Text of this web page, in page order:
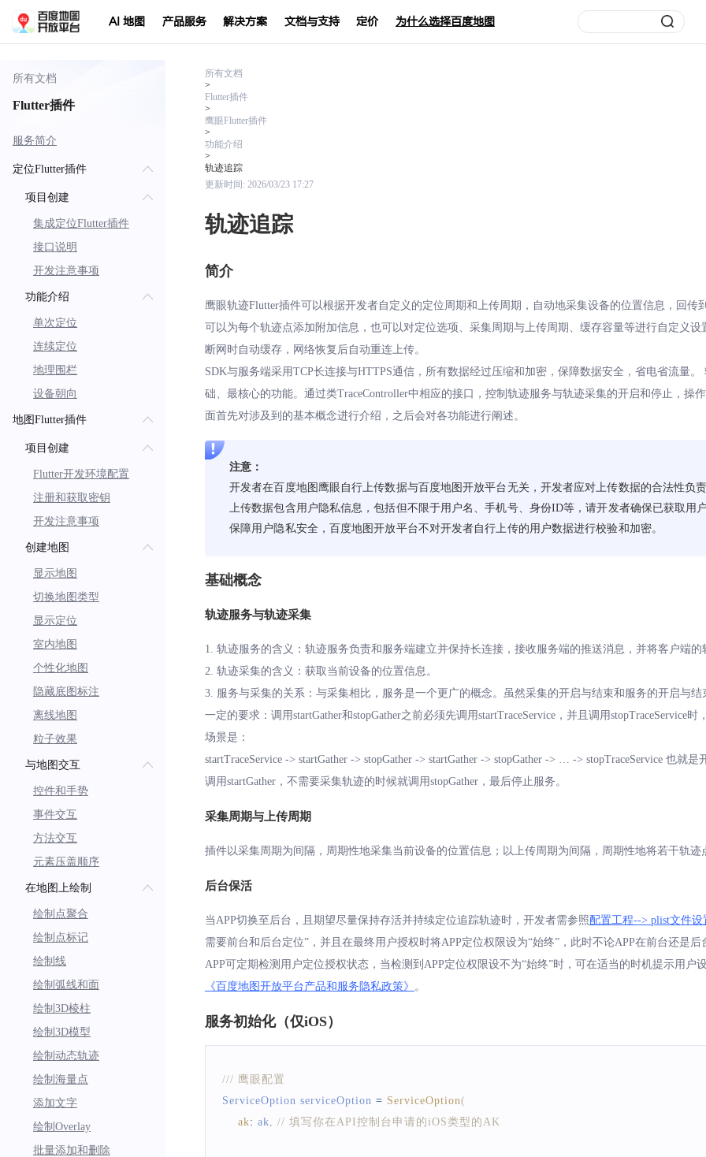
AI 地图 产品服务 解决方案 文档与支持 定价 为什么选择百度地图
所有文档
Flutter插件
服务简介
定位Flutter插件
项目创建
集成定位Flutter插件
接口说明
开发注意事项
功能介绍
单次定位
连续定位
地理围栏
设备朝向
地图Flutter插件
项目创建
Flutter开发环境配置
注册和获取密钥
开发注意事项
创建地图
显示地图
切换地图类型
显示定位
室内地图
个性化地图
隐藏底图标注
离线地图
粒子效果
与地图交互
控件和手势
事件交互
方法交互
元素压盖顺序
在地图上绘制
绘制点聚合
绘制点标记
绘制线
绘制弧线和面
绘制3D棱柱
绘制3D模型
绘制动态轨迹
绘制海量点
添加文字
绘制Overlay
批量添加和删除
所有文档
>
Flutter插件
>
鹰眼Flutter插件
>
功能介绍
>
轨迹追踪
更新时间: 2026/03/23 17:27
轨迹追踪
简介
鹰眼轨迹Flutter插件可以根据开发者自定义的定位周期和上传周期，自动地采集设备的位置信息，回传
可以为每个轨迹点添加附加信息，也可以对定位选项、采集周期与上传周期、缓存容量等进行自定义设
断网时自动缓存，网络恢复后自动重连上传。
SDK与服务端采用TCP长连接与HTTPS通信，所有数据经过压缩和加密，保障数据安全，省电省流量
础、最核心的功能。通过类TraceController中相应的接口，控制轨迹服务与轨迹采集的开启和停止，操
面首先对涉及到的基本概念进行介绍，之后会对各功能进行阐述。
注意：
开发者在百度地图鹰眼自行上传数据与百度地图开放平台无关，开发者应对上传数据的合法性负
上传数据包含用户隐私信息，包括但不限于用户名、手机号、身份ID等，请开发者确保已获取用
保障用户隐私安全，百度地图开放平台不对开发者自行上传的用户数据进行校验和加密。
基础概念
轨迹服务与轨迹采集
1. 轨迹服务的含义：轨迹服务负责和服务端建立并保持长连接，接收服务端的推送消息，并将客户端的
2. 轨迹采集的含义：获取当前设备的位置信息。
3. 服务与采集的关系：与采集相比，服务是一个更广的概念。虽然采集的开启与结束和服务的开启与
一定的要求：调用startGather和stopGather之前必须先调用startTraceService，并且调用stopTraceService
场景是：
startTraceService -> startGather -> stopGather -> startGather -> stopGather -> … -> stopTraceService 也就
调用startGather，不需要采集轨迹的时候就调用stopGather，最后停止服务。
采集周期与上传周期
插件以采集周期为间隔，周期性地采集当前设备的位置信息；以上传周期为间隔，周期性地将若干轨迹
后台保活
当APP切换至后台，且期望尽量保持存活并持续定位追踪轨迹时，开发者需参照配置工程--> plist文件设
需要前台和后台定位”，并且在最终用户授权时将APP定位权限设为“始终”，此时不论APP在前台还是后
APP可定期检测用户定位授权状态，当检测到APP定位权限设不为“始终”时，可在适当的时机提示用户
《百度地图开放平台产品和服务隐私政策》
。
服务初始化（仅iOS）
/// 鹰眼配置
ServiceOption serviceOption = ServiceOption(
ak: ak // 填写你在API控制台申请的iOS类型的AK